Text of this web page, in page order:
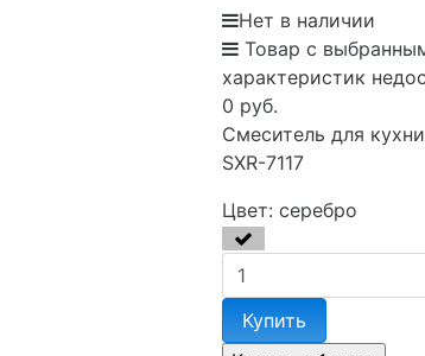
Нет в наличии
Товар с
характеристик
0 руб.
Смеситель для
SXR-7117
Цвет: серебро
Купить